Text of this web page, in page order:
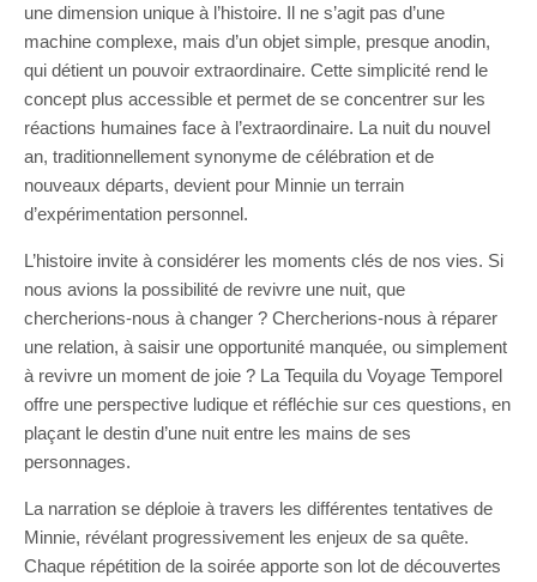
une dimension unique à l’histoire. Il ne s’agit pas d’une
machine complexe, mais d’un objet simple, presque anodin,
qui détient un pouvoir extraordinaire. Cette simplicité rend le
concept plus accessible et permet de se concentrer sur les
réactions humaines face à l’extraordinaire. La nuit du nouvel
an, traditionnellement synonyme de célébration et de
nouveaux départs, devient pour Minnie un terrain
d’expérimentation personnel.
L’histoire invite à considérer les moments clés de nos vies. Si
nous avions la possibilité de revivre une nuit, que
chercherions-nous à changer ? Chercherions-nous à réparer
une relation, à saisir une opportunité manquée, ou simplement
à revivre un moment de joie ? La Tequila du Voyage Temporel
offre une perspective ludique et réfléchie sur ces questions, en
plaçant le destin d’une nuit entre les mains de ses
personnages.
La narration se déploie à travers les différentes tentatives de
Minnie, révélant progressivement les enjeux de sa quête.
Chaque répétition de la soirée apporte son lot de découvertes